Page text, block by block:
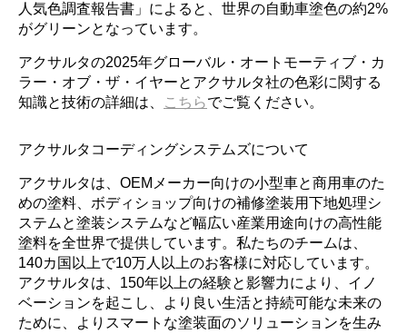
人気色調査報告書」によると、世界の自動車塗色の約2%
がグリーンとなっています。
アクサルタの2025年グローバル・オートモーティブ・カ
ラー・オブ・ザ・イヤーとアクサルタ社の色彩に関する
知識と技術の詳細は、
こちらでご覧ください。
アクサルタコーディングシステムズについて
アクサルタは、OEMメーカー向けの小型車と商用車のた
めの塗料、ボディショップ向けの補修塗装用下地処理シ
ステムと塗装システムなど幅広い産業用途向けの高性能
塗料を全世界で提供しています。私たちのチームは、
140カ国以上で10万人以上のお客様に対応しています。
アクサルタは、150年以上の経験と影響力により、イノ
ベーションを起こし、より良い生活と持続可能な未来の
ために、よりスマートな塗装面のソリューションを生み